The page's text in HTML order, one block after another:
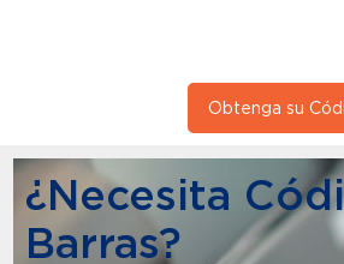
Obtenga su
¿Necesita
Barras?